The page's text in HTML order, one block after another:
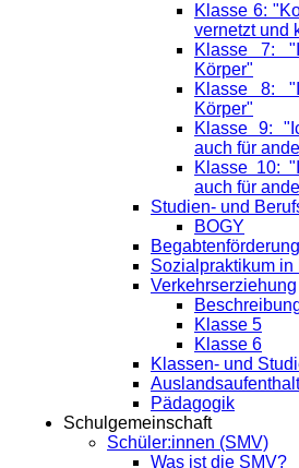
Klasse 6:
vernetzt und
Klasse 7:
Körper"
Klasse 8:
Körper"
Klasse 9:
auch für
Klasse 10:
auch für
Studien- und
BOGY
Begabtenförderung
Sozialpraktikum in
Verkehrserziehung
Klasse 5
Klasse 6
Klassen- und
Pädagogik
Schulgemeinschaft
Schüler:innen (SMV)
Was ist die SMV?